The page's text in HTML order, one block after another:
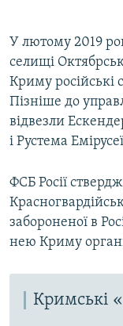
У лютому 2019
селищі
Криму
Пізніше до
відвезли
і Рустема
ФСБ Росії
забороненої в
нею Криму
Кримські